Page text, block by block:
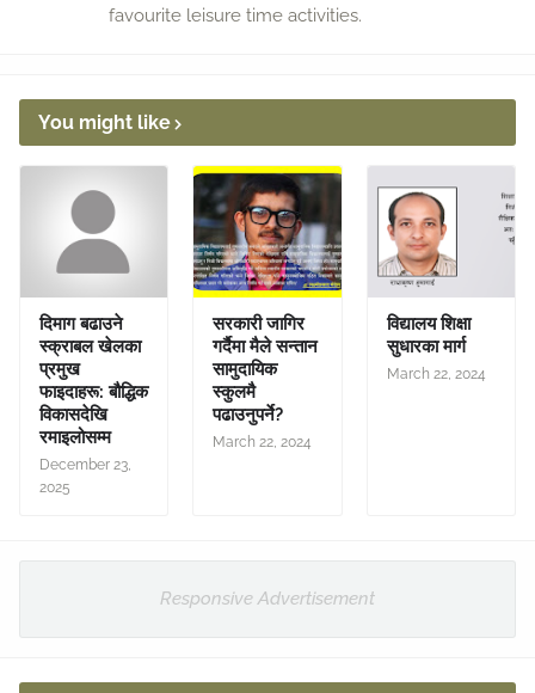
favourite leisure time activities.
You might like
दिमाग बढाउने
स्क्राबल खेलका
प्रमुख
फाइदाहरू: बौद्धिक
विकासदेखि
रमाइलोसम्म
December 23,
2025
सरकारी जागिर
गर्दैमा मैले सन्तान
सामुदायिक
स्कुलमै
पढाउनुपर्ने?
March 22, 2024
विद्यालय शिक्षा
सुधारका मार्ग
March 22, 2024
Responsive Advertisement